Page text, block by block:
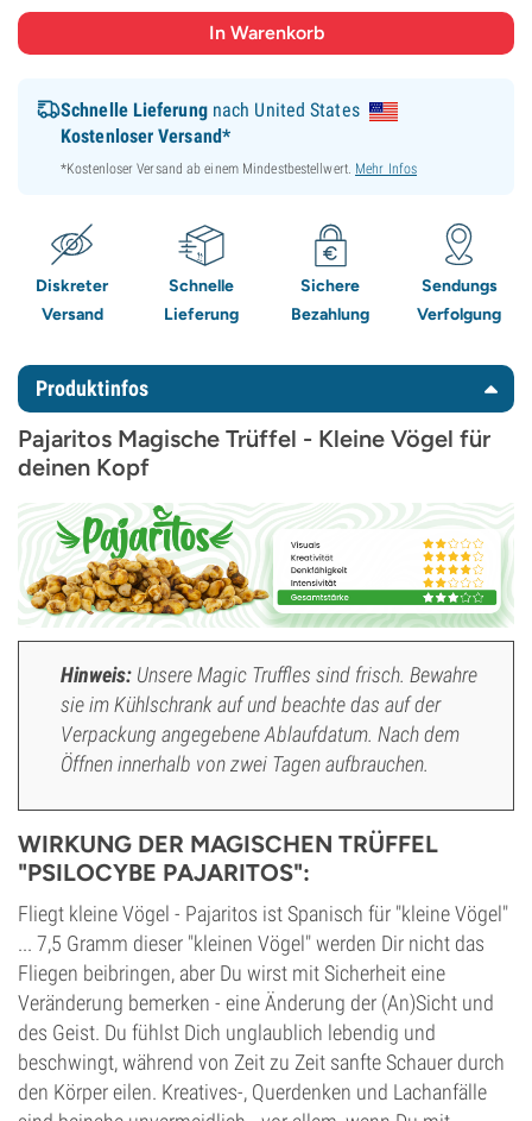
Schnelle Lieferungnach United States
Kostenloser Versand*
*Kostenloser Versand ab einem Mindestbestellwert. Mehr Infos
Diskreter
Versand
Schnelle
Lieferung
Sichere
Bezahlung
Sendungs
Verfolgung
Produktinfos
Pajaritos Magische Trüffel - Kleine Vögel für
deinen Kopf
Hinweis: Unsere Magic Truffles sind frisch. Bewahre
sie im Kühlschrank auf und beachte das auf der
Verpackung angegebene Ablaufdatum. Nach dem
Öffnen innerhalb von zwei Tagen aufbrauchen.
WIRKUNG DER MAGISCHEN TRÜFFEL
"PSILOCYBE PAJARITOS":
Fliegt kleine Vögel - Pajaritos ist Spanisch für "kleine Vögel"
... 7,5 Gramm dieser "kleinen Vögel" werden Dir nicht das
Fliegen beibringen, aber Du wirst mit Sicherheit eine
Veränderung bemerken - eine Änderung der (An)Sicht und
des Geist. Du fühlst Dich unglaublich lebendig und
beschwingt, während von Zeit zu Zeit sanfte Schauer durch
den Körper eilen. Kreatives-, Querdenken und Lachanfälle